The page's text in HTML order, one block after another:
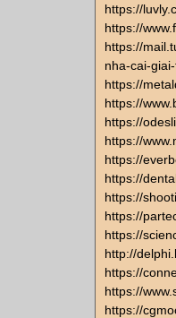
https://
https://
https://
nha-cai-
https://
https://
https://
https://
https://
https://
https://
https://
https://
http://
https://
https://
https://